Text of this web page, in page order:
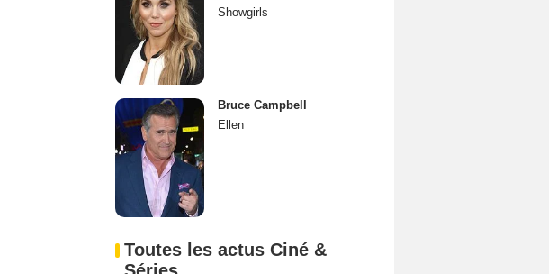
Showgirls
Bruce Campbell
Ellen
Toutes les actus Ciné &